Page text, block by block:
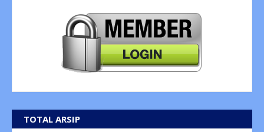
TOTAL ARSIP